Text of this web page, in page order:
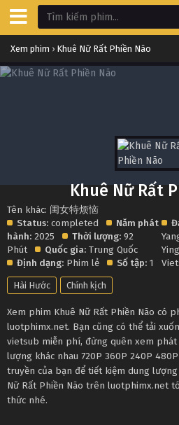
Xem phim › Khuê Nữ Rất Phiền Não
Khuê Nữ Rất
Tên khác: 闺女特烦恼
Status: completed
Năm phát
hành: 2025 Thời lượng: 92
Phút
Quốc gia: Trung Quốc
Định dạng: Phim lẻ Số tập: 1
Hài Hước Chính kịch
Xem phim Khuê Nữ Rất Phiền Não có
luotphimx.net. Bạn cũng có thể tải
vietsub miễn phí, đừng quên xem
lượng khác nhau 720P 360P 240P
truyền của bạn để tiết kiệm dung
Nữ Rất Phiền Não trên luotphimx.net
thức nhé.